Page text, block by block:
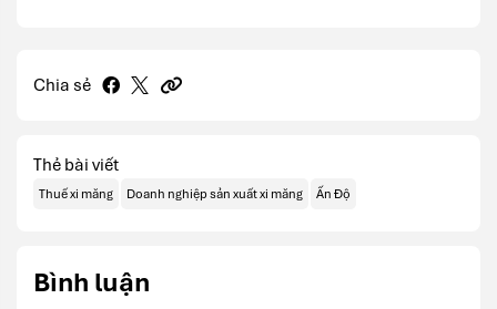
Chia sẻ
Thẻ bài viết
Thuế xi măng Doanh nghiệp sản xuất xi măng Ấn Độ
Bình luận